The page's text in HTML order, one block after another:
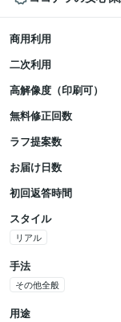
商用利用
二次利用
高解像度（印刷可）
無料修正回数
ラフ提案数
お届け日数
初回返答時間
スタイル
リアル
手法
その他全般
用途